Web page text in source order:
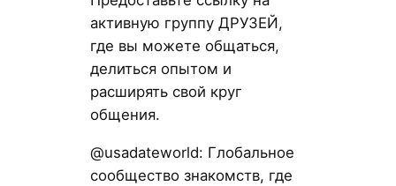
активную группу ДРУЗЕЙ,
где вы можете общаться,
делиться опытом и
расширять свой круг
общения.
@usadateworld: Глобальное
сообщество знакомств, где